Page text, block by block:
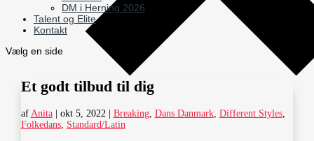
DM i Herning 2026
Talent og Elite
Kontakt
Vælg en side
Et godt tilbud til dig
af Anita| okt 5, 2022 Breaking, Dans Danmark, Different Styles,
Folkedans, Standard/Latin